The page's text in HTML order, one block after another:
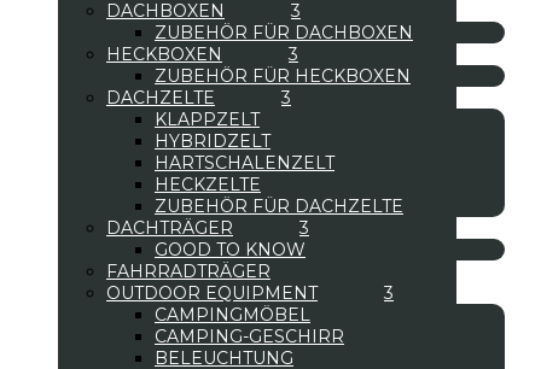
DACHBOXEN
ZUBEHÖR FÜR DACHBOXEN
HECKBOXEN
ZUBEHÖR FÜR HECKBOXEN
DACHZELTE
KLAPPZELT
HYBRIDZELT
HARTSCHALENZELT
HECKZELTE
ZUBEHÖR FÜR DACHZELTE
DACHTRÄGER
GOOD TO KNOW
FAHRRADTRÄGER
OUTDOOR EQUIPMENT
CAMPINGMÖBEL
CAMPING-GESCHIRR
BELEUCHTUNG